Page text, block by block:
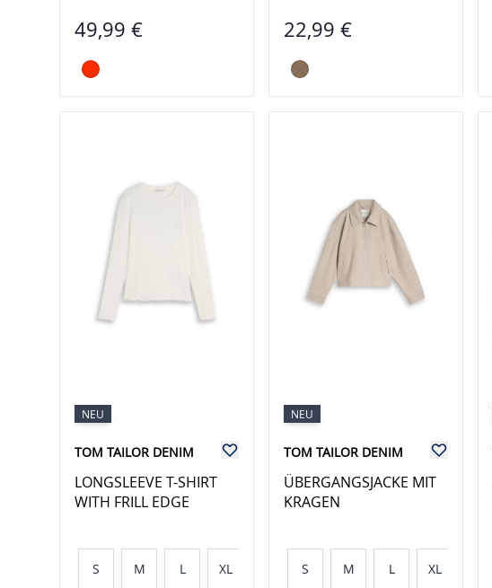
49,99 € 22,99 €
NEU
TOM TAILOR DENIM
LONGSLEEVE T-SHIRT
WITH FRILL EDGE
S M L XL
NEU
TOM TAILOR DENIM
ÜBERGANGSJACKE MIT
KRAGEN
S M L XL